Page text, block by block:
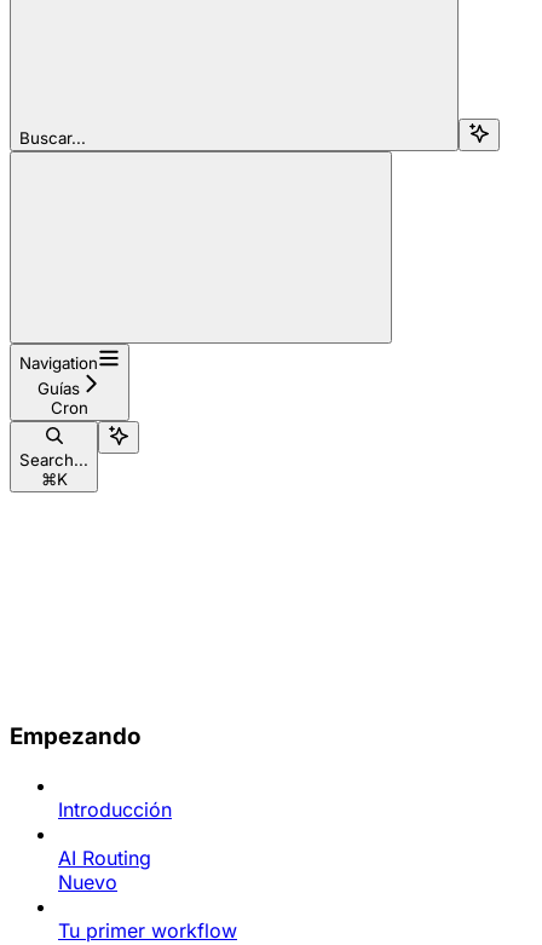
Buscar...
Navigation
Guías
Cron
Search...
⌘K
Empezando
Introducción
AI Routing
Nuevo
Tu primer workflow